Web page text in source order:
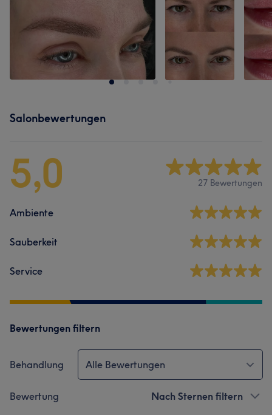
Salonbewertungen
5,0 27 Bewertungen
Ambiente
Sauberkeit
Service
Bewertungen filtern
Behandlung Alle Bewertungen
Bewertung Nach Sternen filtern